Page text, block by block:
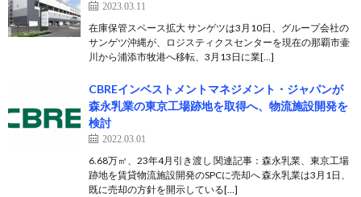
2023.03.11
在庫保管スペース拡大 サンゲツは3月10日、グループ会社の
サンゲツ沖縄が、ロジスティクスセンターを現在の那覇市壷
川から浦添市牧港へ移転、3月13日に業[…]
CBREインベストメントマネジメント・ジャパンが
森永乳業の東京工場跡地を取得へ、物流施設開発を
検討
2022.03.01
6.68万㎡、23年4月引き渡し 関連記事：森永乳業、東京工場
跡地を賃貸物流施設開発のSPCに売却へ 森永乳業は3月1日、
既に売却の方針を開示している[…]